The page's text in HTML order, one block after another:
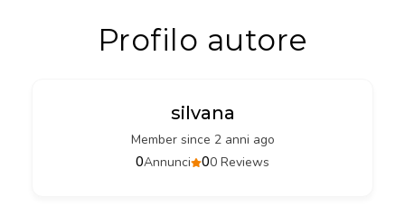
Profilo autore
silvana
Member since 2 anni ago
00 Reviews
0Annunci